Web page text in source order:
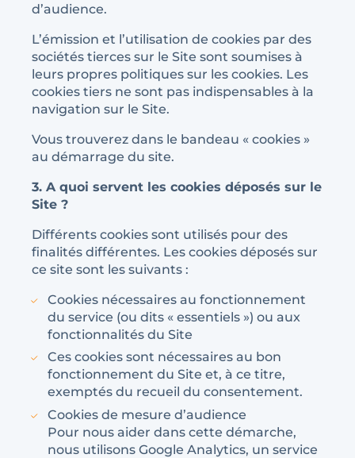
d’audience.
L’émission et l’utilisation de cookies par des
sociétés tierces sur le Site sont soumises à
leurs propres politiques sur les cookies. Les
cookies tiers ne sont pas indispensables à la
navigation sur le Site.
Vous trouverez dans le bandeau « cookies »
au démarrage du site.
3. A quoi servent les cookies déposés sur le
Site ?
Différents cookies sont utilisés pour des
finalités différentes. Les cookies déposés sur
ce site sont les suivants :
Cookies nécessaires au fonctionnement
du service (ou dits « essentiels ») ou aux
fonctionnalités du Site
Ces cookies sont nécessaires au bon
fonctionnement du Site et, à ce titre,
exemptés du recueil du consentement.
Cookies de mesure d’audience
Pour nous aider dans cette démarche,
nous utilisons Google Analytics, un service